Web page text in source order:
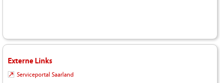
Externe Links
Serviceportal Saarland